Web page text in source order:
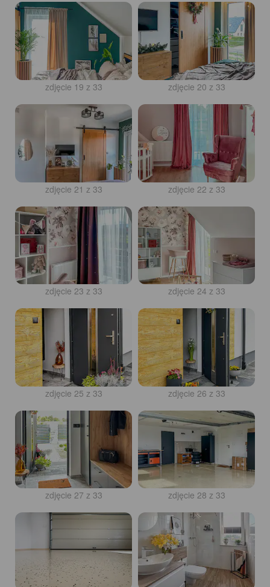
zdjęcie 19 z 33 zdjęcie 20 z 33
zdjęcie 21 z 33 zdjęcie 22 z 33
zdjęcie 23 z 33 zdjęcie 24 z 33
zdjęcie 25 z 33 zdjęcie 26 z 33
zdjęcie 27 z 33 zdjęcie 28 z 33